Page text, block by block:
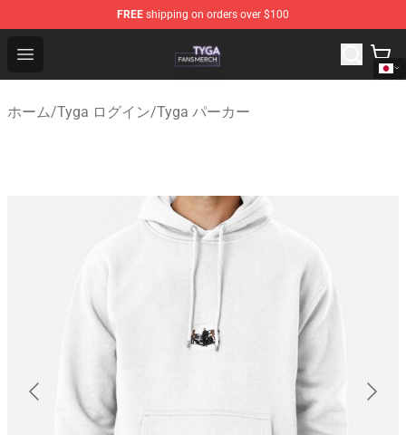
FREE shipping on orders over $100
Open menu
Tyga Shop - Official Tyga Merchandise Store
ホーム/Tyga ログイン/Tyga パーカー